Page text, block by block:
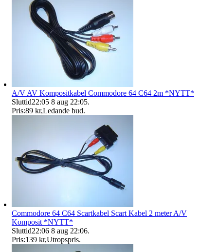
A/V AV Kompositkabel Commodore 64 C64 2m *NYTT*
Sluttid22:05 8 aug 22:05.
Pris:89 kr,Ledande bud.
Commodore 64 C64 Scartkabel Scart Kabel 2 meter A/V
Komposit *NYTT*
Sluttid22:06 8 aug 22:06.
Pris:139 kr,Utropspris.